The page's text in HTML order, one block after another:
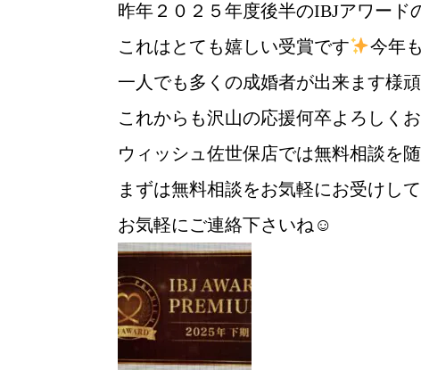
ウィッシュの婚活メソッド
昨年２０２５年度後半のIBJアワード
これはとても嬉しい受賞です
今年
一人でも多くの成婚者が出来ます様
これからも沢山の応援何卒よろしく
ウィッシュ佐世保店では無料相談を
まずは無料相談をお気軽にお受けし
お気軽にご連絡下さいね☺